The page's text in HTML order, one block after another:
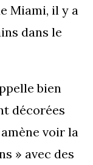
Miami, il y a
dans le
bien
décorées
voir la
» avec des